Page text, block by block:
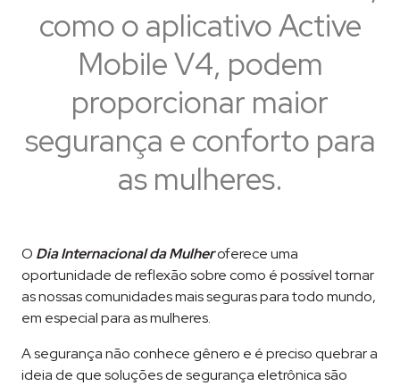
como o aplicativo Active
Mobile V4, podem
proporcionar maior
segurança e conforto para
as mulheres.
O Dia Internacional da Mulheroferece uma
oportunidade de reflexão sobre como é possível tornar
as nossas comunidades mais seguras para todo mundo,
em especial para as mulheres.
A segurança não conhece gênero e é preciso quebrar a
ideia de que soluções de segurança eletrônica são